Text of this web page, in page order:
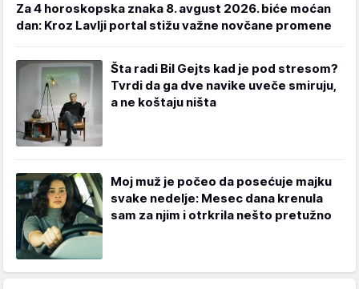
Za 4 horoskopska znaka 8. avgust 2026. biće moćan
dan: Kroz Lavlji portal stižu važne novčane promene
Šta radi Bil Gejts kad je pod stresom?
Tvrdi da ga dve navike uveče smiruju,
a ne koštaju ništa
Moj muž je počeo da posećuje majku
svake nedelje: Mesec dana krenula
sam za njim i otrkrila nešto pretužno